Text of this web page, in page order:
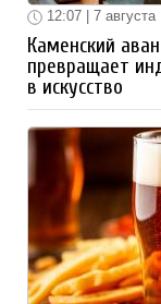
12:07 | 7 августа
Каменский
превращает
в искусство